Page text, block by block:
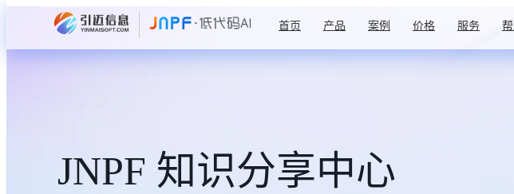
首页 产品 案例 价格 服务
JNPF 知识分享中心